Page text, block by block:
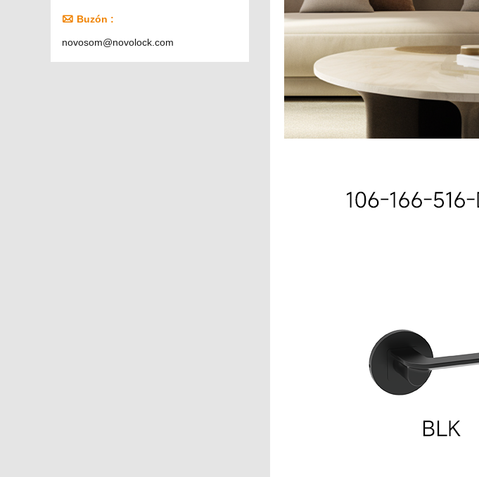
 Buzón :
novosom@novolock.com